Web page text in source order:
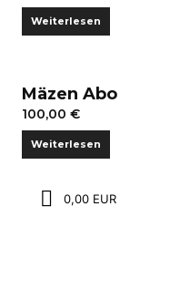
Weiterlesen
Mäzen Abo
100,00 €
Weiterlesen
0,00 EUR